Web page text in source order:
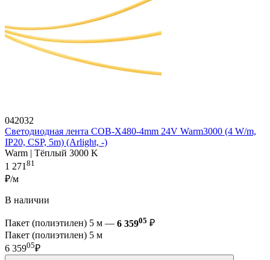
042032
Светодиодная лента COB-X480-4mm 24V Warm3000 (4 W/m,
IP20, CSP, 5m) (Arlight, -)
Warm | Тёплый 3000 K
1 271 81
₽/м
В наличии
Пакет (полиэтилен) 5 м — 6 35905 ₽
Пакет (полиэтилен) 5 м
6 35905₽